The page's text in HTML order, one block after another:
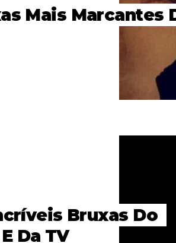
Mais Marcantes
Bruxas Do
Da TV